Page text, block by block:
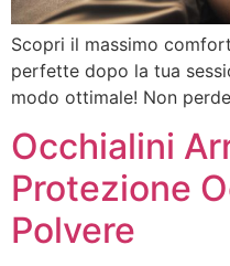
Scopri il massimo
perfette dopo la tua
modo ottimale! Non
Occhialini
Protezione
Polvere